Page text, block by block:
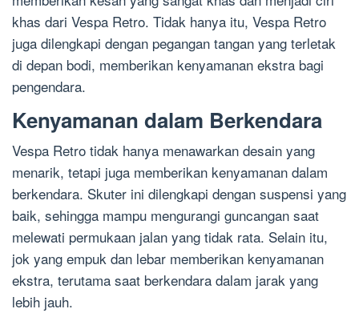
khas dari Vespa Retro. Tidak hanya itu, Vespa Retro
juga dilengkapi dengan pegangan tangan yang terletak
di depan bodi, memberikan kenyamanan ekstra bagi
pengendara.
Kenyamanan dalam Berkendara
Vespa Retro tidak hanya menawarkan desain yang
menarik, tetapi juga memberikan kenyamanan dalam
berkendara. Skuter ini dilengkapi dengan suspensi yang
baik, sehingga mampu mengurangi guncangan saat
melewati permukaan jalan yang tidak rata. Selain itu,
jok yang empuk dan lebar memberikan kenyamanan
ekstra, terutama saat berkendara dalam jarak yang
lebih jauh.